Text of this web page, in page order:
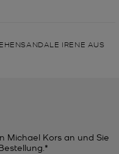
IRENE AUS
Michael Kors an und Sie